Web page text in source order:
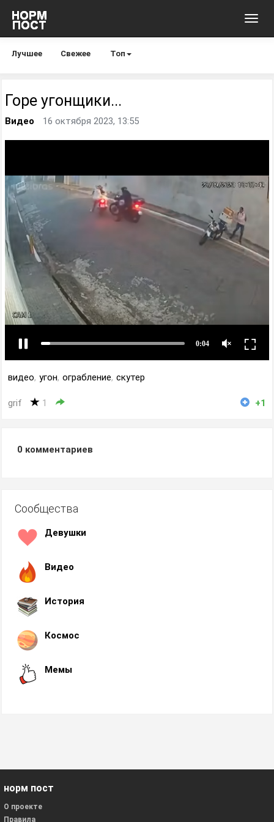
Лучшее Свежее Топ
Горе угонщики...
Видео 16 октября 2023, 13:55
видео, угон, ограбление, скутер
grif 1 +1
0 комментариев
Сообщества
Девушки
Видео
История
Космос
Мемы
норм пост
О проекте
Правила